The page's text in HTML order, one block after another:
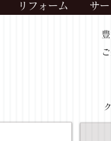
リフォーム サ